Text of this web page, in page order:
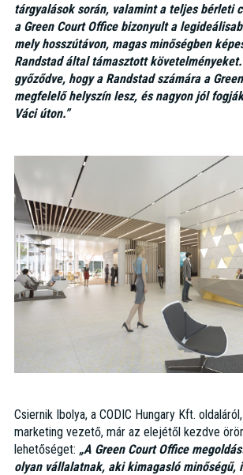
tárgyalások során, valamint a teljes bérleti
a Green Court Office bizonyult a
mely hosszútávon, magas minőségben
Randstad által támasztott
győződve, hogy a Randstad számára a
megfelelő helyszín lesz, és nagyon jól
Váci úton.”
Csiernik Ibolya, a CODIC Hungary Kft.
marketing vezető, már az elejétől kezdve
lehetőséget: „A Green Court Office
olyan vállalatnak, aki kimagasló minőségű,